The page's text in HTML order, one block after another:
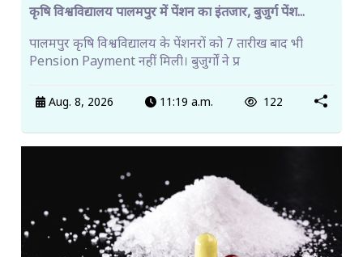
कृषि विश्वविद्यालय पालमपुर में पेंशन का इंतजार, बुजुर्ग पेंश...
पालमपुर कृषि विश्वविद्यालय के पेंशनरों को 7 तारीख बाद भी
Pension Payment नहीं मिली। बुजुर्गों ने प्र
Aug. 8, 2026 11:19 a.m. 122